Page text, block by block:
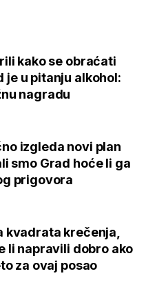
kako se obraćati
je u pitanju alkohol:
nagradu
izgleda novi plan
smo Grad hoće li ga
prigovora
kvadrata krečenja,
li napravili dobro ako
za ovaj posao